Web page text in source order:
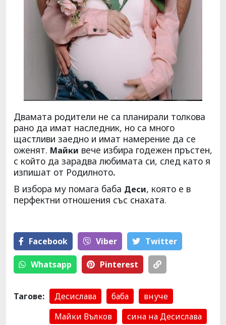
Двамата родители не са планирали толкова
рано да имат наследник, но са много
щастливи заедно и имат намерение да се
оженят. Майки вече избира годежен пръстен,
с който да зарадва любимата си, след като я
изпишат от Родилното.
В избора му помага баба Деси, която е в
перфектни отношения със снахата.
Facebook Viber Тwitter
Whatsapp Pinterest
Тагове: Десислава баба
внуче
Майки Вълков
сина на Десислава